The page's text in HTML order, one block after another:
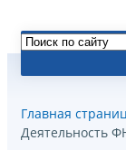
Главная
Деятельность